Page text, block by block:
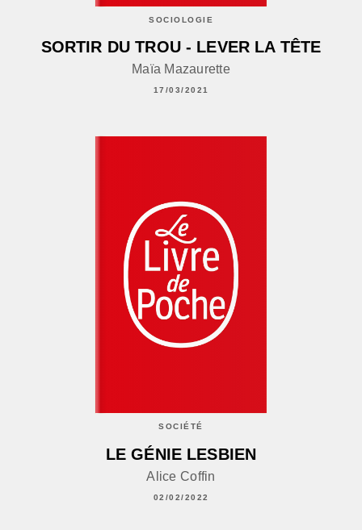
SOCIOLOGIE
SORTIR DU TROU - LEVER LA TÊTE
Maïa Mazaurette
17/03/2021
SOCIÉTÉ
LE GÉNIE LESBIEN
Alice Coffin
02/02/2022